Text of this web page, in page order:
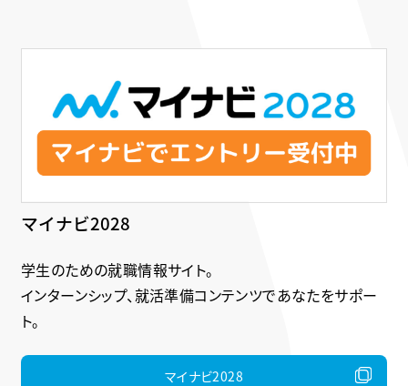
マイナビ2028
学生のための就職情報サイト。
インターンシップ、就活準備コンテンツであなたをサポー
ト。
マイナビ2028